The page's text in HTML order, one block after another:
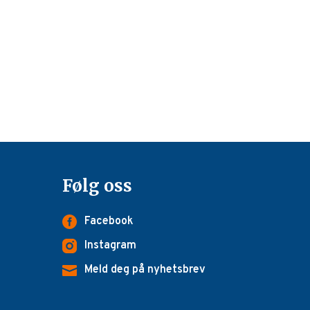
Følg oss
Facebook
Instagram
Meld deg på nyhetsbrev